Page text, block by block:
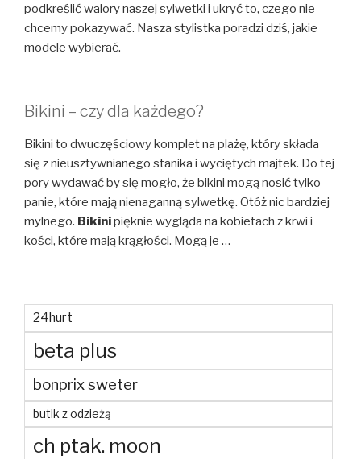
podkreślić walory naszej sylwetki i ukryć to, czego nie
chcemy pokazywać. Nasza stylistka poradzi dziś, jakie
modele wybierać.
Bikini – czy dla każdego?
Bikini to dwuczęściowy komplet na plażę, który składa
się z nieusztywnianego stanika i wyciętych majtek. Do tej
pory wydawać by się mogło, że bikini mogą nosić tylko
panie, które mają nienaganną sylwetkę. Otóż nic bardziej
mylnego. Bikinipięknie wygląda na kobietach z krwi i
kości, które mają krągłości. Mogą je …
24hurt
beta plus
bonprix sweter
butik z odzieżą
ch ptak. moon